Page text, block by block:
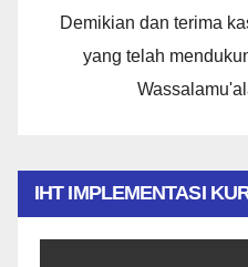
Demikian dan terima
yang telah
IHT IMPLEMENTASI